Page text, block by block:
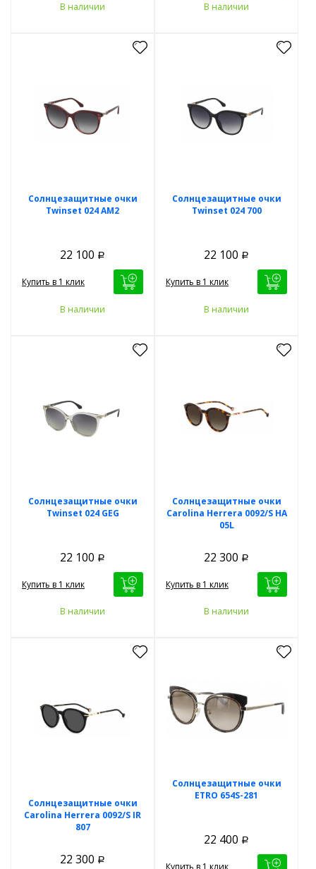
В наличии В наличии
Солнцезащитные очки
Twinset 024 AM2
22 100 Р
Купить в 1 клик
В наличии
Солнцезащитные очки
Twinset 024 700
22 100 Р
Купить в 1 клик
В наличии
Солнцезащитные очки
Twinset 024 GEG
22 100 Р
Купить в 1 клик
В наличии
Солнцезащитные очки
Carolina Herrera 0092/S HA
05L
22 300 Р
Купить в 1 клик
В наличии
Солнцезащитные очки
Carolina Herrera 0092/S IR
807
22 300 Р
Солнцезащитные очки
ETRO 654S-281
22 400 Р
Купить в 1 клик